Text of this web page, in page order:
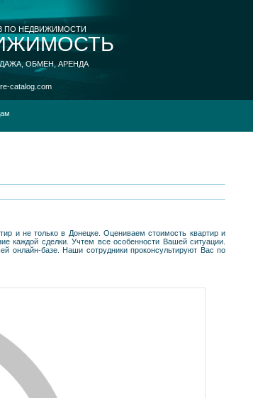
ПО НЕДВИЖИМОСТИ
ОБМЕН, АРЕНДА
catalog.com
и не только в Донецке. Оцениваем стоимость квартир и
каждой сделки. Учтем все особенности Вашей ситуации.
онлайн-базе. Наши сотрудники проконсультируют Вас по